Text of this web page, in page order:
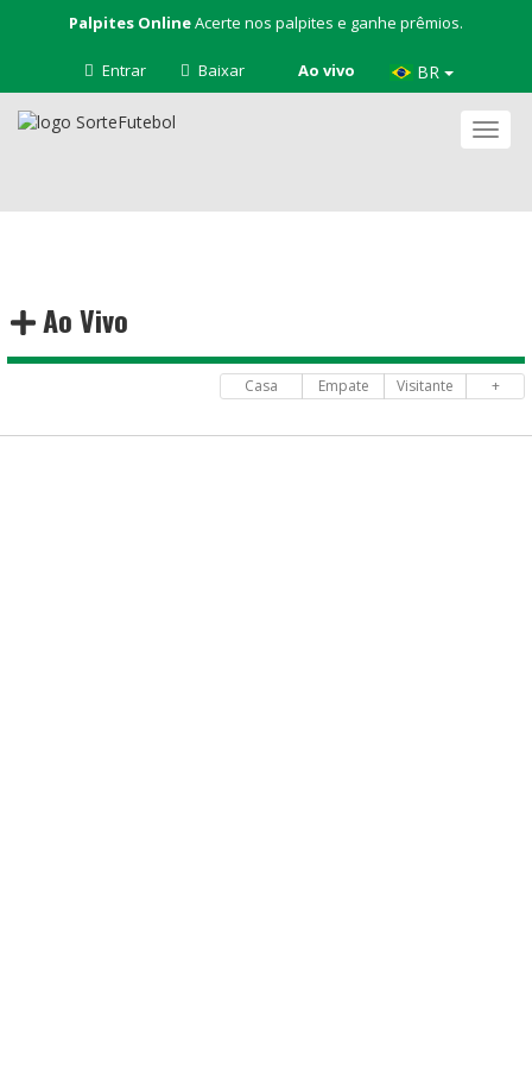
Palpites OnlineAcerte nos palpites e ganhe prêmios.
Entrar Baixar Ao vivo BR
Ao Vivo
Casa Empate Visitante +